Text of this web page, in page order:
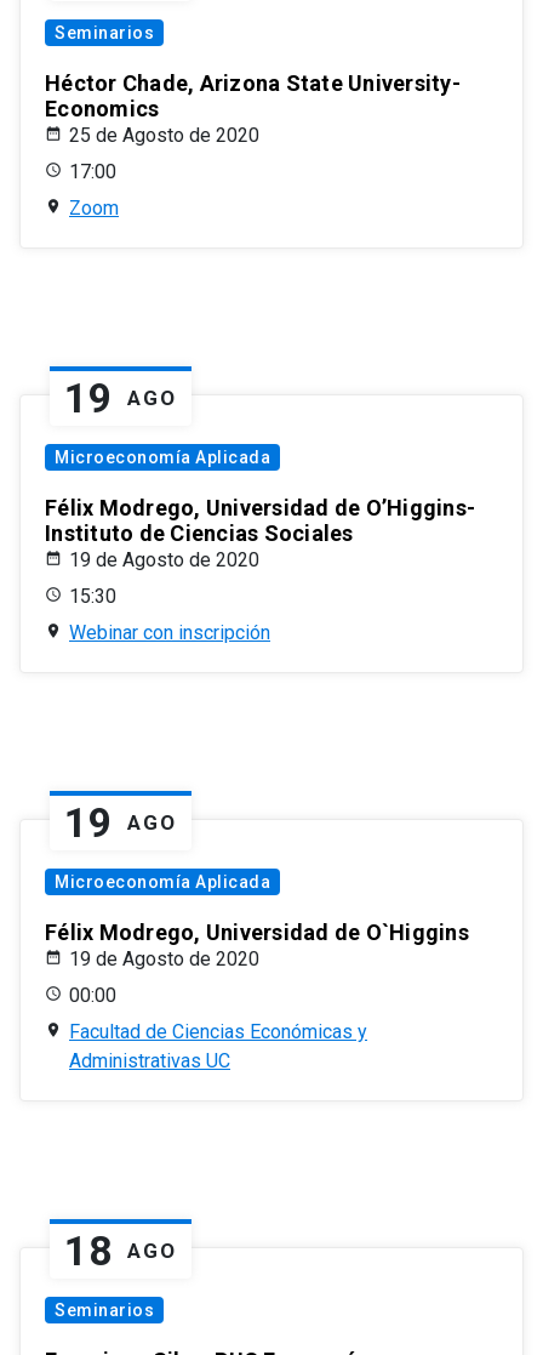
Seminarios
Héctor Chade, Arizona State University-
Economics
25 de Agosto de 2020
17:00
Zoom
19 AGO
Microeconomía Aplicada
Félix Modrego, Universidad de O’Higgins-
Instituto de Ciencias Sociales
19 de Agosto de 2020
15:30
Webinar con inscripción
19 AGO
Microeconomía Aplicada
Félix Modrego, Universidad de O`Higgins
19 de Agosto de 2020
00:00
Facultad de Ciencias Económicas y
Administrativas UC
18 AGO
Seminarios